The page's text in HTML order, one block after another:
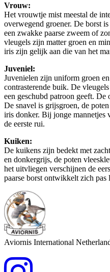
Vrouw:
Het vrouwtje mist meestal de
overwegend groener. De borst
een zwakke paarse zweem of
vleugels zijn matter groen en
iris zijn gelijk aan die van het
Juveniel:
Juvenielen zijn uniform groen en
contrasterende buik. De
een geschubd patroon geeft.
De snavel is grijsgroen, de
iris donker. Bij jonge mannetjes
de eerste rui.
Kuiken:
De kuikens zijn bedekt met
en donkergrijs, de poten
het uitvliegen verschijnen de
paarse borst ontwikkelt zich pas
Aviornis International